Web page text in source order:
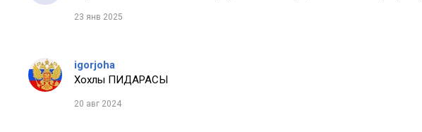
23 янв 2025
igorjoha
Хохлы ПИДАРАСЫ
20 авг 2024